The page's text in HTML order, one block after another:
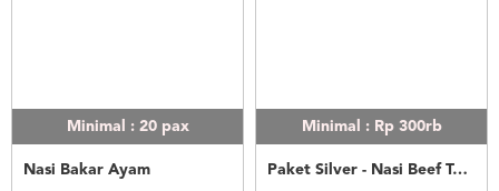
Minimal : 20 pax
Nasi Bakar Ayam
Minimal : Rp 300rb
Paket Silver - Nasi Beef Teriyaki